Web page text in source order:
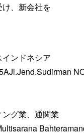
、新会社を
ンドネシア
グ業、通関業